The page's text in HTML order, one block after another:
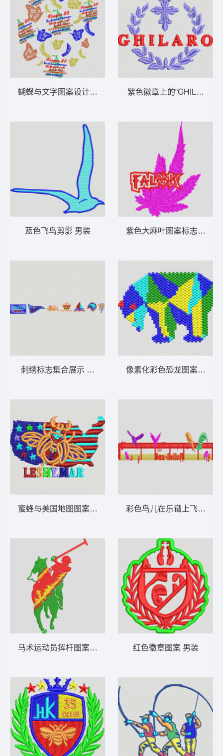
蝴蝶与文字图案设计 男装
蓝色飞鸟剪影 男装
刺绣标志集合展示 男装
蜜蜂与美国地图图案 男装
马术运动员挥杆图案 男装
紫色徽章上的“GHILARO”
紫色大麻叶图案标志 男装
像素化彩色恐龙图案 男装
彩色鸟儿在乐谱上飞翔 男装
红色徽章图案 男装